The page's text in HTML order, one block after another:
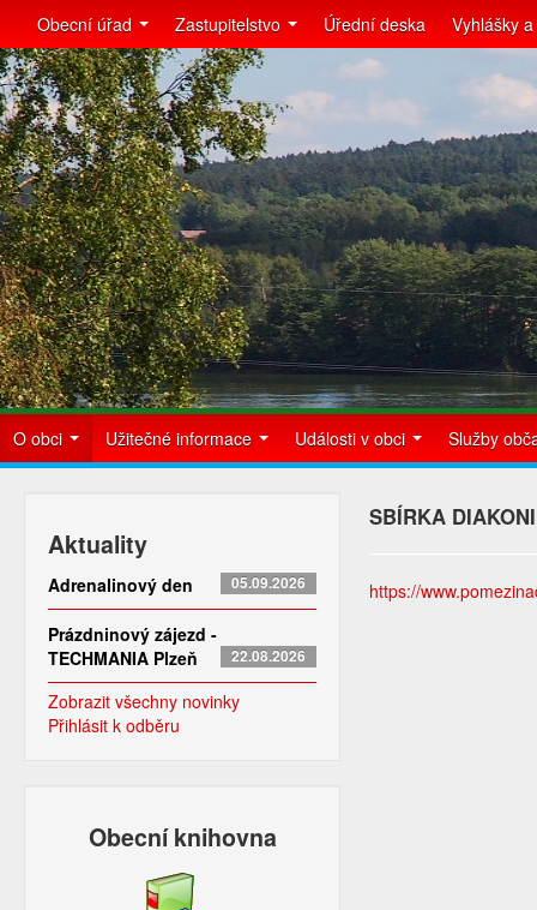
Obecní úřad Zastupitelstvo Úřední deska Vyhlášky
O obci Užitečné informace Události v obci Služby
Aktuality
Adrenalinový den 05.09.2026
Prázdninový zájezd -
TECHMANIA Plzeň
22.08.2026
Zobrazit všechny novinky
Přihlásit k odběru
Obecní knihovna
SBÍRKA
https://